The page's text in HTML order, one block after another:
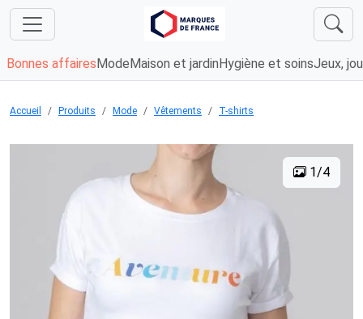
Bonnes affaires Mode Maison et jardin Hygiène et soinsJeux,
Accueil Produits Mode Vêtements T-shirts
1/4